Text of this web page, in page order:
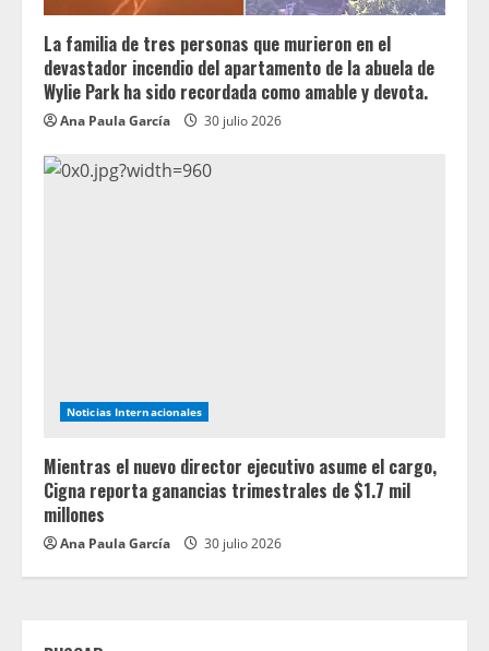
La familia de tres personas que murieron en el
devastador incendio del apartamento de la abuela de
Wylie Park ha sido recordada como amable y devota.
Ana Paula García 30 julio 2026
Noticias Internacionales
Mientras el nuevo director ejecutivo asume el cargo,
Cigna reporta ganancias trimestrales de $1.7 mil
millones
Ana Paula García 30 julio 2026